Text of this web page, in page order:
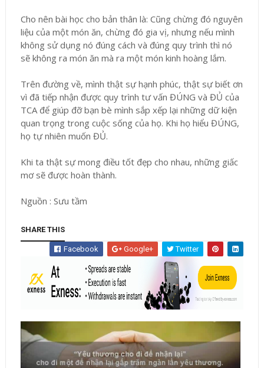
Cho nên bài học cho bản thân là: Cũng chừng đó nguyên
liệu của một món ăn, chừng đó gia vị, nhưng nếu mình
không sử dụng nó đúng cách và đúng quy trình thì nó
sẽ không ra món ăn mà ra một món kinh hoàng lắm.
Trên đường về, mình thật sự hạnh phúc, thật sự biết ơn
vì đã tiếp nhận được quy trình tư vấn ĐÚNG và ĐỦ của
TCA để giúp đỡ bạn bè mình sắp xếp lại những dữ kiện
quan trọng trong cuộc sống của họ. Khi họ hiểu ĐÚNG,
họ tự nhiên muốn ĐỦ.
Khi ta thật sự mong điều tốt đẹp cho nhau, những giấc
mơ sẽ được hoàn thành.
Nguồn : Sưu tầm
SHARE THIS
Facebook Google+ Twitter